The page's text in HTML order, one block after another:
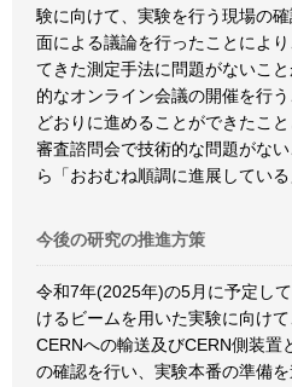
験に向けて、実験を行う現場の
面による議論を行ったことによ
てきた測定手法に問題がないこ
的なオンライン会議の開催を行
どおりに進めることができたこ
審査諮問会で技術的な問題がな
ら「おおむね順調に進展している
今後の研究の推進方策
令和7年(2025年)の5月に予定し
けるビームを用いた実験に向け
CERNへの輸送及びCERN側装置
の確認を行い、実験本番の準備